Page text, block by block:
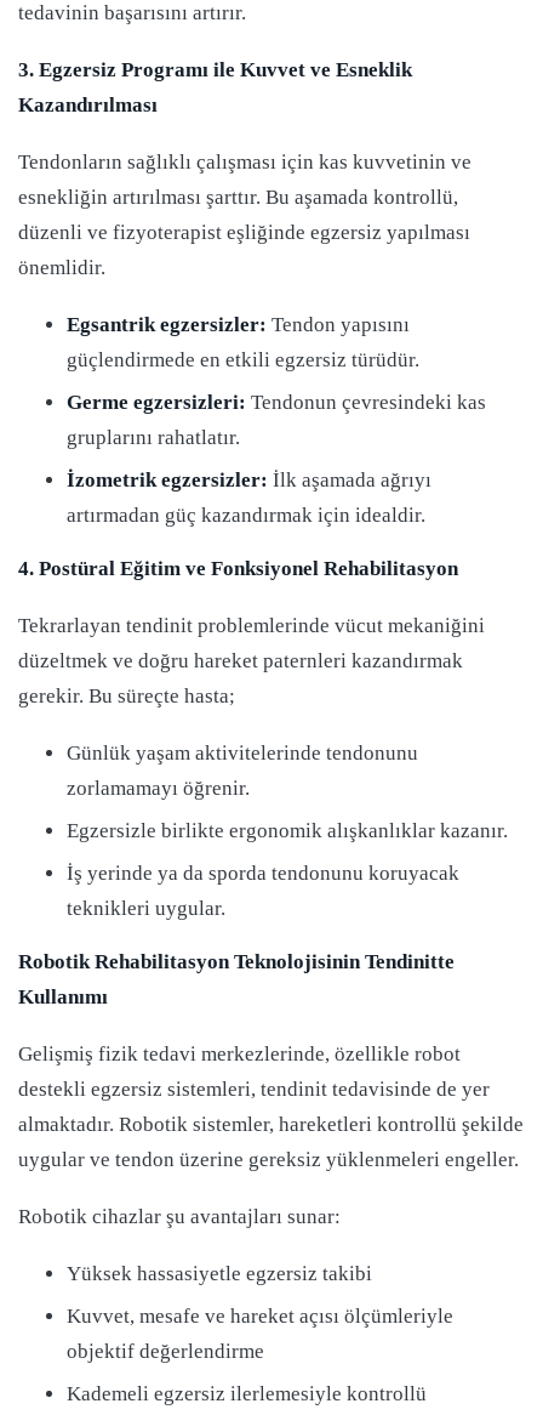
tedavinin başarısını artırır.
3. Egzersiz Programı ile Kuvvet ve Esneklik
Kazandırılması
Tendonların sağlıklı çalışması için kas kuvvetinin ve
esnekliğin artırılması şarttır. Bu aşamada kontrollü,
düzenli ve fizyoterapist eşliğinde egzersiz yapılması
önemlidir.
Egsantrik egzersizler: Tendon yapısını
güçlendirmede en etkili egzersiz türüdür.
Germe egzersizleri: Tendonun çevresindeki kas
gruplarını rahatlatır.
İzometrik egzersizler: İlk aşamada ağrıyı
artırmadan güç kazandırmak için idealdir.
4. Postüral Eğitim ve Fonksiyonel Rehabilitasyon
Tekrarlayan tendinit problemlerinde vücut mekaniğini
düzeltmek ve doğru hareket paternleri kazandırmak
gerekir. Bu süreçte hasta;
Günlük yaşam aktivitelerinde tendonunu
zorlamamayı öğrenir.
Egzersizle birlikte ergonomik alışkanlıklar kazanır.
İş yerinde ya da sporda tendonunu koruyacak
teknikleri uygular.
Robotik Rehabilitasyon Teknolojisinin Tendinitte
Kullanımı
Gelişmiş fizik tedavi merkezlerinde, özellikle robot
destekli egzersiz sistemleri, tendinit tedavisinde de yer
almaktadır. Robotik sistemler, hareketleri kontrollü şekilde
uygular ve tendon üzerine gereksiz yüklenmeleri engeller.
Robotik cihazlar şu avantajları sunar:
Yüksek hassasiyetle egzersiz takibi
Kuvvet, mesafe ve hareket açısı ölçümleriyle
objektif değerlendirme
Kademeli egzersiz ilerlemesiyle kontrollü